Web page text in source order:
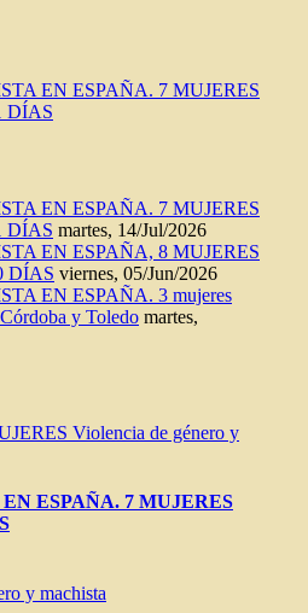
EN ESPAÑA. 7 MUJERES
DÍAS
EN ESPAÑA. 7 MUJERES
DÍAS martes, 14/Jul/2026
EN ESPAÑA, 8 MUJERES
DÍAS viernes, 05/Jun/2026
EN ESPAÑA. 3 mujeres
y Toledo martes,
Violencia de género y
ESPAÑA. 7 MUJERES
y machista